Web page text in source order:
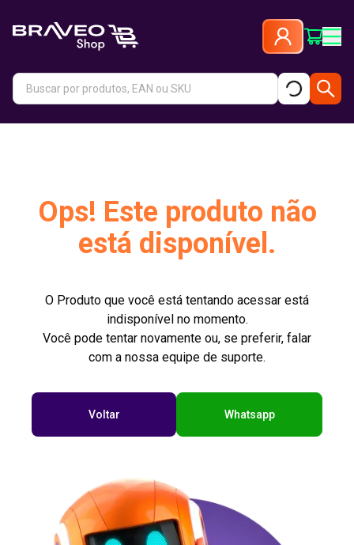
Ops! Este produto não
está disponível.
O Produto que você está tentando acessar está
indisponível no momento.
Você pode tentar novamente ou, se preferir, falar
com a nossa equipe de suporte.
Voltar Whatsapp